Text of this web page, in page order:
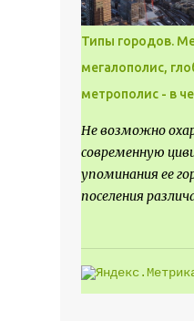
куда прохожие
попасть, не
Типы городов.
мегалополис,
метрополис - в
Не возможно
современную
упоминания ее
поселения
более значимыми
развития